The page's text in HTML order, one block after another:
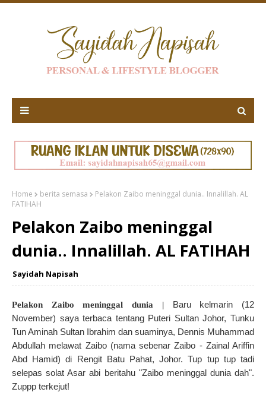
Home berita semasa
Pelakon Zaibo meninggal dunia.. Innalillah. AL
FATIHAH
Pelakon Zaibo meninggal
dunia.. Innalillah. AL FATIHAH
Sayidah Napisah
Pelakon Zaibo meninggal dunia |Baru kelmarin (12
November) saya terbaca tentang Puteri Sultan Johor, Tunku
Tun Aminah Sultan Ibrahim dan suaminya, Dennis Muhammad
Abdullah melawat Zaibo (nama sebenar Zaibo - Zainal Ariffin
Abd Hamid) di Rengit Batu Pahat, Johor. Tup tup tup tadi
selepas solat Asar abi beritahu "Zaibo meninggal dunia dah".
Zuppp terkejut!